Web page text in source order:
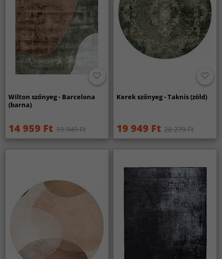
Wilton szőnyeg - Barcelona
(barna)
14 959 Ft 19 949 Ft
Kerek szőnyeg - Taknis (zöld)
19 949 Ft 28 279 Ft